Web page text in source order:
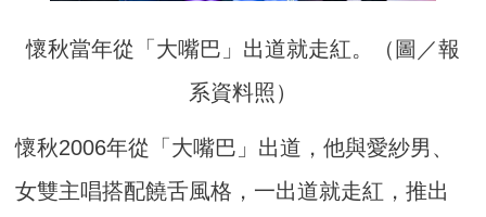
懷秋當年從「大嘴巴」出道就走紅。（圖／報
系資料照）
懷秋2006年從「大嘴巴」出道，他與愛紗男、
女雙主唱搭配饒舌風格，一出道就走紅，推出